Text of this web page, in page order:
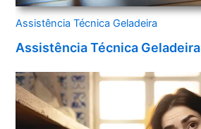
Assistência Técnica Geladeira
Assistência Técnica Geladeira